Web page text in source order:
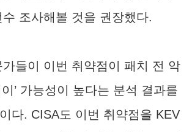
조사해볼 것을 권장했다.
들이 이번 취약점이 패치 전 악
’ 가능성이 높다는 분석 결과를
다. CISA도 이번 취약점을 KEV